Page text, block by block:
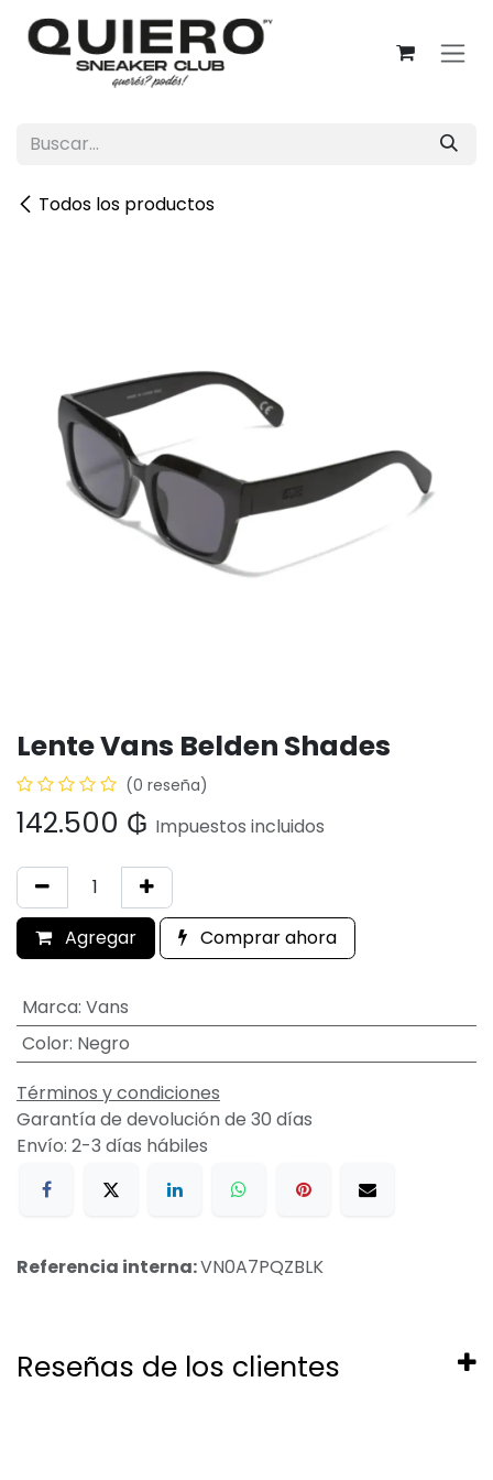
Ir al contenido
Todos los productos
Lente Vans Belden Shades
(0 reseña)
142.500 ₲ Impuestos incluidos
Agregar Comprar ahora
Marca: Vans
Color: Negro
Términos y condiciones
Garantía de devolución de 30 días
Envío: 2-3 días hábiles
Referencia interna:VN0A7PQZBLK
Reseñas de los clientes